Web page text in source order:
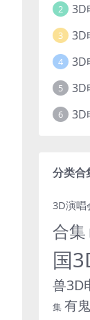
2
3
4
5
6
分类合
3D演唱
合集
国
兽3D
集 有